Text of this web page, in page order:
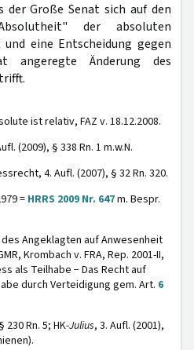
der Große Senat sich auf den
der absoluten
eine Entscheidung gegen
angeregte Änderung des
ist relativ, FAZ v. 18.12.2008.
(2009), § 338 Rn. 1 m.w.N.
4. Aufl. (2007), § 32 Rn. 320.
=HRRS 2009 Nr. 647m. Bespr.
Angeklagten auf Anwesenheit
Krombach v. FRA, Rep. 2001-II,
als Teilhabe − Das Recht auf
durch Verteidigung gem. Art. 6
230 Rn. 5; HK-Julius, 3. Aufl. (2001),